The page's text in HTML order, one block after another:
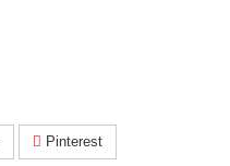
Pinterest